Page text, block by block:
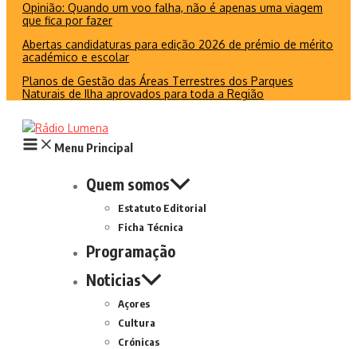
Opinião: Quando um voo falha, não é apenas uma viagem
que fica por fazer
Abertas candidaturas para edição 2026 de prémio de mérito
académico e escolar
Planos de Gestão das Áreas Terrestres dos Parques
Naturais de Ilha aprovados para toda a Região
Menu Principal
Quem somos
Estatuto Editorial
Ficha Técnica
Programação
Noticias
Açores
Cultura
Crónicas